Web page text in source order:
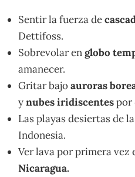
Sentir la fuerza de
Dettifoss.
Sobrevolar englobo
amanecer.
Gritar bajoauroras
ynubes iridiscentespor
Las playas desiertas de
Indonesia.
Ver lava por primera vez
Nicaragua.